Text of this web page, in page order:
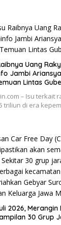
Uang
Jambi
Lintas
– Isu
triliun di era
2026,
30 Grup